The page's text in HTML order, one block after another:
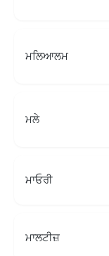
ਮਲਿਆਲਮ
ਮਲੇ
ਮਾਓਰੀ
ਮਾਲਟੀਜ਼